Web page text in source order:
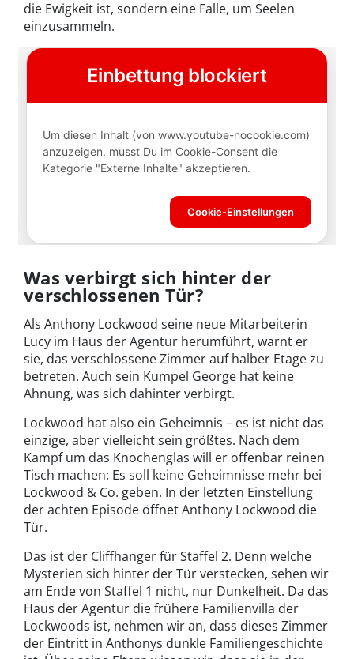
die Ewigkeit ist, sondern eine Falle, um Seelen
einzusammeln.
Was verbirgt sich hinter der
verschlossenen Tür?
Als Anthony Lockwood seine neue Mitarbeiterin
Lucy im Haus der Agentur herumführt, warnt er
sie, das verschlossene Zimmer auf halber Etage zu
betreten. Auch sein Kumpel George hat keine
Ahnung, was sich dahinter verbirgt.
Lockwood hat also ein Geheimnis – es ist nicht das
einzige, aber vielleicht sein größtes. Nach dem
Kampf um das Knochenglas will er offenbar reinen
Tisch machen: Es soll keine Geheimnisse mehr bei
Lockwood & Co. geben. In der letzten Einstellung
der achten Episode öffnet Anthony Lockwood die
Tür.
Das ist der Cliffhanger für Staffel 2. Denn welche
Mysterien sich hinter der Tür verstecken, sehen wir
am Ende von Staffel 1 nicht, nur Dunkelheit. Da das
Haus der Agentur die frühere Familienvilla der
Lockwoods ist, nehmen wir an, dass dieses Zimmer
der Eintritt in Anthonys dunkle Familiengeschichte